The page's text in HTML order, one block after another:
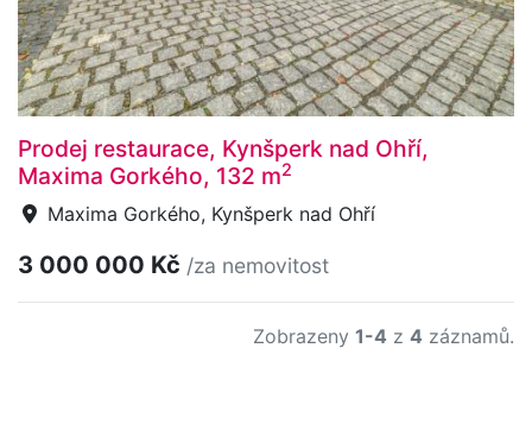
Prodej restaurace, Kynšperk nad Ohří,
Maxima Gorkého, 132 m2
Maxima Gorkého, Kynšperk nad Ohří
3 000 000 Kč /za nemovitost
Zobrazeny 1-4 z 4 záznamů.